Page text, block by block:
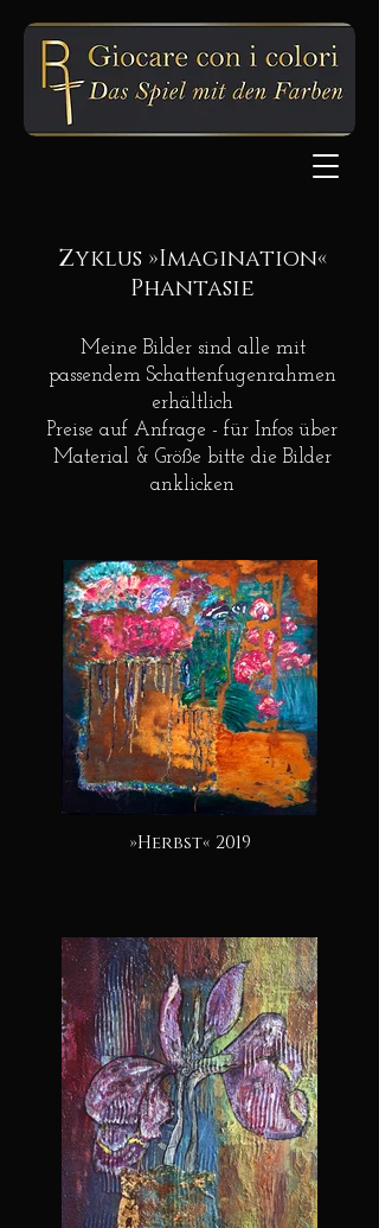
»Herbst« 2019
Zyklus »Imagination«
Phantasie
Meine Bilder sind alle mit
passendem Schattenfugenrahmen
erhältlich
Preise auf Anfrage - für Infos über
Material & Größe bitte die Bilder
anklicken